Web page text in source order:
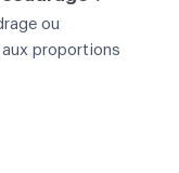
ou
proportions